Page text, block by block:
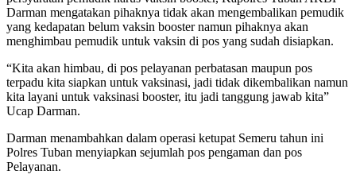
Darman mengatakan pihaknya tidak akan mengembalikan pemudik
yang kedapatan belum vaksin booster namun pihaknya akan
menghimbau pemudik untuk vaksin di pos yang sudah disiapkan.
“Kita akan himbau, di pos pelayanan perbatasan maupun pos
terpadu kita siapkan untuk vaksinasi, jadi tidak dikembalikan namun
kita layani untuk vaksinasi booster, itu jadi tanggung jawab kita”
Ucap Darman.
Darman menambahkan dalam operasi ketupat Semeru tahun ini
Polres Tuban menyiapkan sejumlah pos pengaman dan pos
Pelayanan.